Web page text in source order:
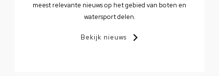
meest relevante nieuws op het gebied van boten en
watersport delen.
Bekijk nieuws